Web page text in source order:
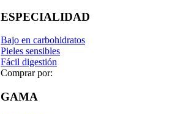
ESPECIALIDAD
Bajo en carbohidratos
Pieles sensibles
Fácil digestión
Comprar por:
GAMA